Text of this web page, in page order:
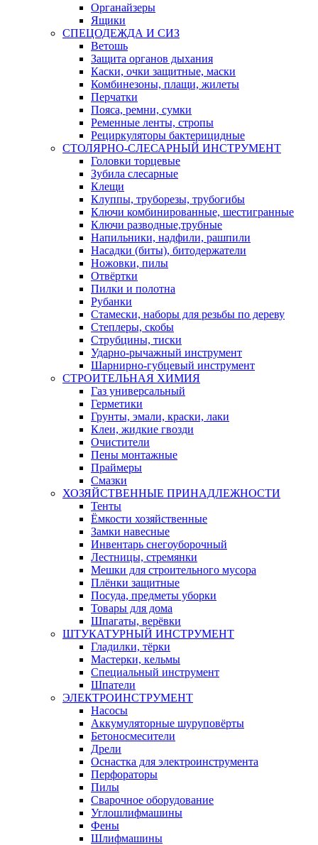
Органайзеры
Ящики
СПЕЦОДЕЖДА И СИЗ
Ветошь
Защита органов дыхания
Каски, очки защитные, маски
Комбинезоны, плащи, жилеты
Перчатки
Пояса, ремни, сумки
Ременные ленты, стропы
Рециркуляторы бактерицидные
СТОЛЯРНО-СЛЕСАРНЫЙ ИНСТРУМЕНТ
Головки торцевые
Зубила слесарные
Клещи
Клуппы, труборезы, трубогибы
Ключи комбинированные, шестигранные
Ключи разводные,трубные
Напильники, надфили, рашпили
Насадки (биты), битодержатели
Ножовки, пилы
Отвёртки
Пилки и полотна
Рубанки
Стамески, наборы для резьбы по дереву
Степлеры, скобы
Струбцины, тиски
Ударно-рычажный инструмент
Шарнирно-губцевый инструмент
СТРОИТЕЛЬНАЯ ХИМИЯ
Газ универсальный
Герметики
Грунты, эмали, краски, лаки
Клеи, жидкие гвозди
Очистители
Пены монтажные
Праймеры
Смазки
ХОЗЯЙСТВЕННЫЕ ПРИНАДЛЕЖНОСТИ
Тенты
Ёмкости хозяйственные
Замки навесные
Инвентарь снегоуборочный
Лестницы, стремянки
Мешки для строительного мусора
Плёнки защитные
Посуда, предметы уборки
Товары для дома
Шпагаты, верёвки
ШТУКАТУРНЫЙ ИНСТРУМЕНТ
Гладилки, тёрки
Мастерки, кельмы
Специальный инструмент
Шпатели
ЭЛЕКТРОИНСТРУМЕНТ
Насосы
Аккумуляторные шуруповёрты
Бетоносмесители
Дрели
Оснастка для электроинструмента
Перфораторы
Пилы
Сварочное оборудование
Углошлифмашины
Фены
Шлифмашины